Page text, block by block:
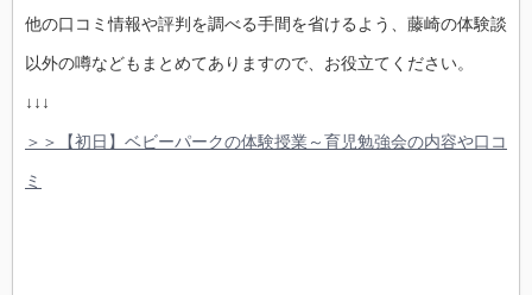
他の口コミ情報や評判を調べる手間を省けるよう、藤崎の体験談
以外の噂などもまとめてありますので、お役立てください。
↓↓↓
＞＞【初日】ベビーパークの体験授業～育児勉強会の内容や口コ
ミ